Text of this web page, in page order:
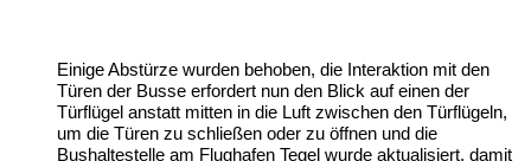
Einige Abstürze wurden behoben, die Interaktion mit den
Türen der Busse erfordert nun den Blick auf einen der
Türflügel anstatt mitten in die Luft zwischen den Türflügeln,
um die Türen zu schließen oder zu öffnen und die
Bushaltestelle am Flughafen Tegel wurde aktualisiert, damit